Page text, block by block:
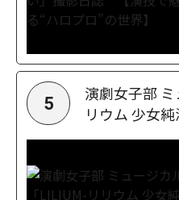
5
演劇女子部
リウム 少女純